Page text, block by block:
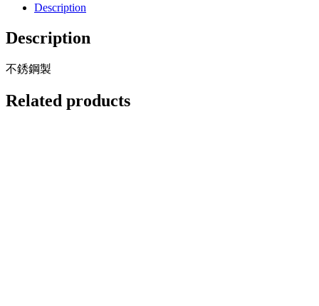
Description
Description
不銹鋼製
Related products